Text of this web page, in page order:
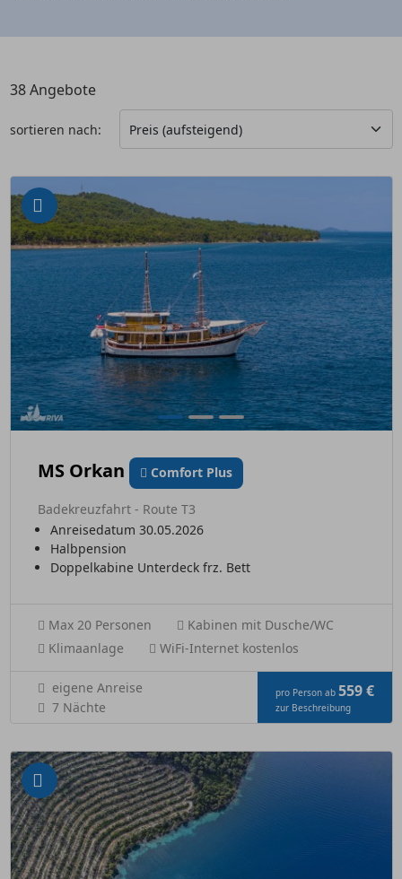
38Angebote
sortieren nach:
MS Orkan Comfort Plus
Badekreuzfahrt - Route T3
Anreisedatum 30.05.2026
Halbpension
Doppelkabine Unterdeck frz. Bett
Max 20 Personen
Kabinen mit Dusche/WC
Klimaanlage
WiFi-Internet kostenlos
eigene Anreise
7 Nächte
pro Person ab 559 €
zur Beschreibung